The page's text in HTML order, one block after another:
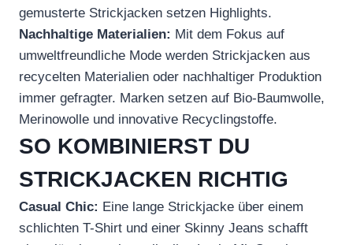
gemusterte Strickjacken setzen Highlights.
Nachhaltige Materialien: Mit dem Fokus auf
umweltfreundliche Mode werden Strickjacken aus
recycelten Materialien oder nachhaltiger Produktion
immer gefragter. Marken setzen auf Bio-Baumwolle,
Merinowolle und innovative Recyclingstoffe.
SO KOMBINIERST DU
STRICKJACKEN RICHTIG
Casual Chic: Eine lange Strickjacke über einem
schlichten T-Shirt und einer Skinny Jeans schafft